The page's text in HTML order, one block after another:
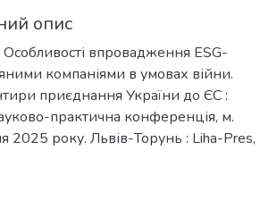
опис
впровадження ESG-
компаніями в умовах війни.
приєднання України до ЄС :
практична конференція, м.
2025 року. Львів-Торунь : Liha-Pres,